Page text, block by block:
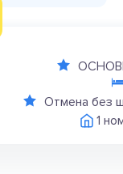
Отмена без
1